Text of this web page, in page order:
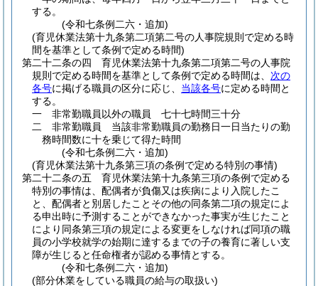
する。
(令和七条例二六・追加)
(育児休業法第十九条第二項第二号の人事院規則で定める時
間を基準として条例で定める時間)
第二十二条の四
育児休業法第十九条第二項第二号の人事院
規則で定める時間を基準として条例で定める時間は、 次の
各号に掲げる職員の区分に応じ、 当該各号に定める時間と
する。
一
非常勤職員以外の職員 七十七時間三十分
二
非常勤職員 当該非常勤職員の勤務日一日当たりの勤
務時間数に十を乗じて得た時間
(令和七条例二六・追加)
(育児休業法第十九条第三項の条例で定める特別の事情)
第二十二条の五
育児休業法第十九条第三項の条例で定める
特別の事情は、配偶者が負傷又は疾病により入院したこ
と、配偶者と別居したことその他の同条第二項の規定によ
る申出時に予測することができなかった事実が生じたこと
により同条第三項の規定による変更をしなければ同項の職
員の小学校就学の始期に達するまでの子の養育に著しい支
障が生じると任命権者が認める事情とする。
(令和七条例二六・追加)
(部分休業をしている職員の給与の取扱い)